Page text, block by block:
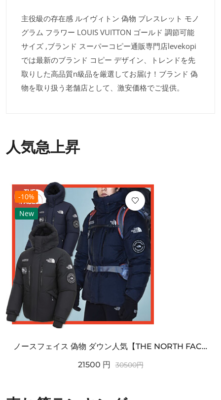
主役級の存在感 ルイヴィトン 偽物 ブレスレット モノ
グラム フラワー LOUIS VUITTON ゴールド 調節可能
サイズ ,ブランド スーパーコピー通販専門店levekopi
では最新のブランド コピー デザイン、トレンドを先
取りした高品質n級品を厳選してお届け！ブランド 偽
物を取り扱う老舗店として、激安価格でご提供。
人気急上昇
-10%
New
ノースフェイス 偽物 ダウン人気【THE NORTH FACE】M'S 7 SUMMIT HIM...
21500 円 30500円